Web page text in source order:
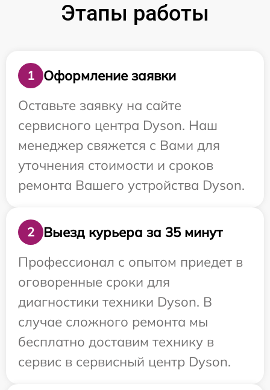
Этапы работы
1
Оформление заявки
Оставьте заявку на сайте
сервисного центра Dyson. Наш
менеджер свяжется с Вами для
уточнения стоимости и сроков
ремонта Вашего устройства Dyson.
2
Выезд курьера за 35 минут
Профессионал с опытом приедет в
оговоренные сроки для
диагностики техники Dyson. В
случае сложного ремонта мы
бесплатно доставим технику в
сервис в сервисный центр Dyson.